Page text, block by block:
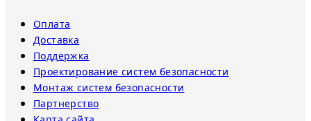
Оплата
Доставка
Поддержка
Проектирование систем безопасности
Монтаж систем безопасности
Партнерство